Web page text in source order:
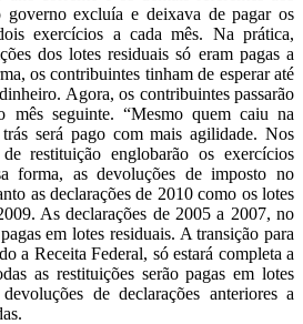
excluía e deixava de pagar os
exercícios a cada mês. Na prática,
dos lotes residuais só eram pagas a
os contribuintes tinham de esperar até
Agora, os contribuintes passarão
mês seguinte. “Mesmo quem caiu na
será pago com mais agilidade. Nos
restituição englobarão os exercícios
forma, as devoluções de imposto no
as declarações de 2010 como os lotes
As declarações de 2005 a 2007, no
em lotes residuais. A transição para
a Receita Federal, só estará completa a
as restituições serão pagas em lotes
de declarações anteriores a